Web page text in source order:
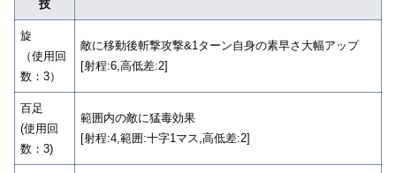
技
旋
（使用回
数：3）
敵に移動後斬撃攻撃&1ターン自身の素早さ大幅アップ
[射程:6,高低差:2]
百足
(使用回
数：3)
範囲内の敵に猛毒効果
[射程:4,範囲:十字1マス,高低差:2]